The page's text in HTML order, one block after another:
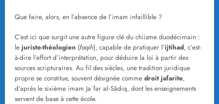
Que faire, alors, en l’absence de l’imam infaillible ?
C’est ici que surgit une autre figure clé du chiisme duodécimain :
le juriste-théologien (faqih), capable de pratiquer l’ijtihad, c’est-
à-dire l’effort d’interprétation, pour déduire la loi à partir des
sources scripturaires. Au fil des siècles, une tradition juridique
propre se constitue, souvent désignée comme droit jafarite,
d’après le sixième imam Jaʿfar al‑Sâdiq, dont les enseignements
servent de base à cette école.